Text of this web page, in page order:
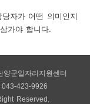
자가 어떤 의미인지
가야 합니다.
군일자리지원센터
043-423-9926
Reserved.